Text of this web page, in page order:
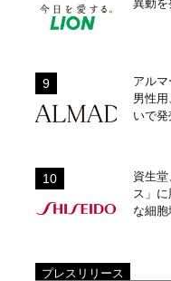
異動を
アル
男性
いで発
資生
ス」
な細胞
プレスリリース